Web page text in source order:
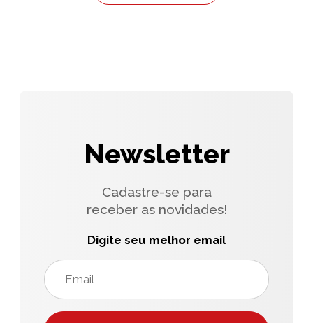
Newsletter
Cadastre-se para
receber as novidades!
Digite seu melhor email